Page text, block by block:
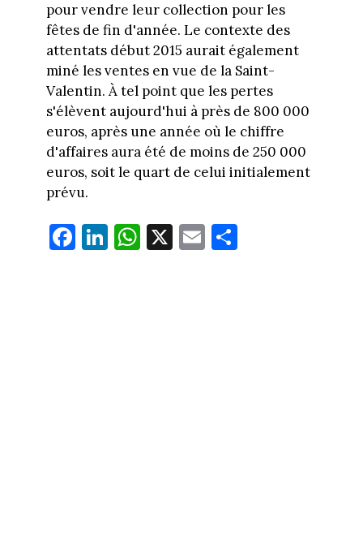
pour vendre leur collection pour les
fêtes de fin d'année. Le contexte des
attentats début 2015 aurait également
miné les ventes en vue de la Saint-
Valentin. À tel point que les pertes
s'élèvent aujourd'hui à près de 800 000
euros, après une année où le chiffre
d'affaires aura été de moins de 250 000
euros, soit le quart de celui initialement
prévu.
Fa
ce
Li
nk
W
ha
X E
m
Pa